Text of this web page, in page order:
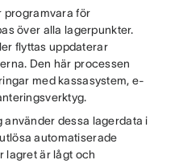
programvara för
över alla lagerpunkter.
flyttas uppdaterar
Den här processen
med kassasystem, e-
dessa lagerdata i
automatiserade
lagret är lågt och